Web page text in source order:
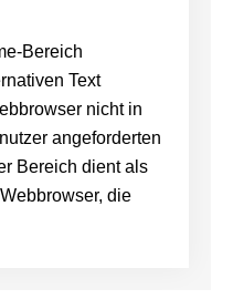
Bereich
Text
nicht in
angeforderten
Bereich dient als
die